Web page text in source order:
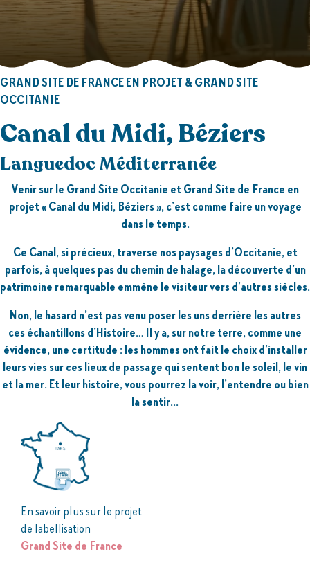
GRAND SITE DE FRANCE EN PROJET & GRAND SITE
OCCITANIE
Canal du Midi, Béziers
Languedoc Méditerranée
Venir sur le Grand Site Occitanie et Grand Site de France en
projet « Canal du Midi, Béziers », c’est comme faire un voyage
dans le temps.
Ce Canal, si précieux, traverse nos paysages d’Occitanie, et
parfois, à quelques pas du chemin de halage, la découverte d’un
patrimoine remarquable emmène le visiteur vers d’autres siècles.
Non, le hasard n’est pas venu poser les uns derrière les autres
ces échantillons d’Histoire… Il y a, sur notre terre, comme une
évidence, une certitude : les hommes ont fait le choix d’installer
leurs vies sur ces lieux de passage qui sentent bon le soleil, le vin
et la mer. Et leur histoire, vous pourrez la voir, l’entendre ou bien
la sentir...
En savoir plus sur le projet
de labellisation
Grand Site de France